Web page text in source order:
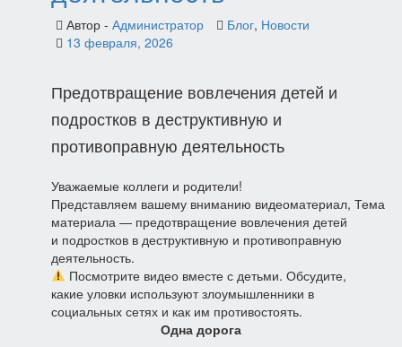
Автор - Администратор Блог, Новости
13 февраля, 2026
Предотвращение вовлечения детей и
подростков в деструктивную и
противоправную деятельность
Уважаемые коллеги и родители!
Представляем вашему вниманию видеоматериал, Тема
материала — предотвращение вовлечения детей
и подростков в деструктивную и противоправную
деятельность.
Посмотрите видео вместе с детьми. Обсудите,
какие уловки используют злоумышленники в
социальных сетях и как им противостоять.
Одна дорога